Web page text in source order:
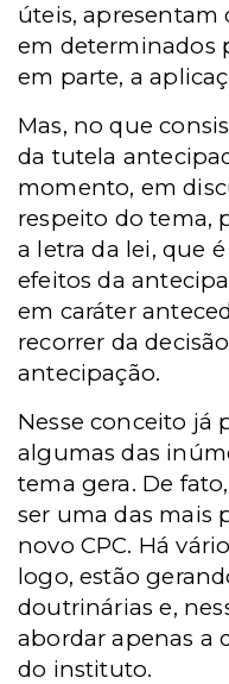
úteis, apresentam
em determinados
em parte, a
Mas, no que
da tutela
momento, em
respeito do tema,
a letra da lei, que
efeitos da
em caráter
recorrer da
antecipação.
Nesse conceito já
algumas das
tema gera. De
ser uma das mais
novo CPC. Há
logo, estão
doutrinárias e,
abordar apenas a
do instituto.